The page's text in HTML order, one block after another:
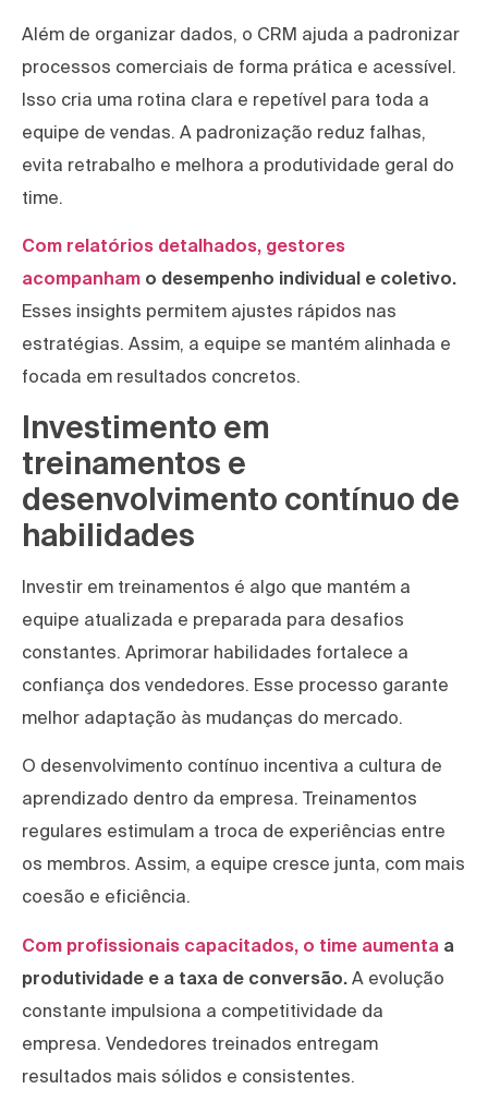
Além de organizar dados, o CRM ajuda a padronizar
processos comerciais de forma prática e acessível.
Isso cria uma rotina clara e repetível para toda a
equipe de vendas. A padronização reduz falhas,
evita retrabalho e melhora a produtividade geral do
time.
Com relatórios detalhados, gestores
acompanham o desempenho individual e coletivo.
Esses insights permitem ajustes rápidos nas
estratégias. Assim, a equipe se mantém alinhada e
focada em resultados concretos.
Investimento em
treinamentos e
desenvolvimento contínuo de
habilidades
Investir em treinamentos é algo que mantém a
equipe atualizada e preparada para desafios
constantes. Aprimorar habilidades fortalece a
confiança dos vendedores. Esse processo garante
melhor adaptação às mudanças do mercado.
O desenvolvimento contínuo incentiva a cultura de
aprendizado dentro da empresa. Treinamentos
regulares estimulam a troca de experiências entre
os membros. Assim, a equipe cresce junta, com mais
coesão e eficiência.
Com profissionais capacitados, o time aumenta a
produtividade e a taxa de conversão. A evolução
constante impulsiona a competitividade da
empresa. Vendedores treinados entregam
resultados mais sólidos e consistentes.